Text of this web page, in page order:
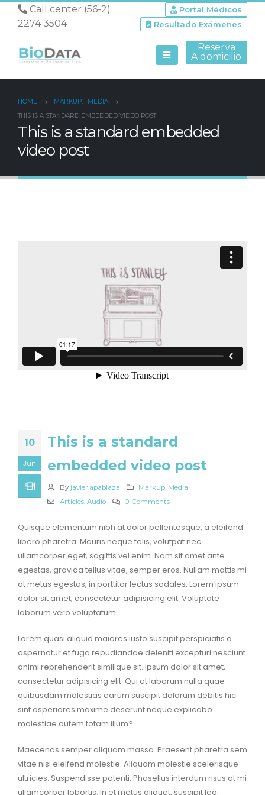
Call center (56-2)
2274 3504
Portal Médicos
Resultado Exámenes
Reserva
A domicilio
HOME MARKUP,
MEDIA
THIS IS A STANDARD EMBEDDED VIDEO POST
This is a standard embedded
video post
10
Jun
This is a standard
embedded video post
By javier.apablaza Markup, Media
Articles, Audio 0 Comments
Quisque elementum nibh at dolor pellentesque, a eleifend
libero pharetra. Mauris neque felis, volutpat nec
ullamcorper eget, sagittis vel enim. Nam sit amet ante
egestas, gravida tellus vitae, semper eros. Nullam mattis mi
at metus egestas, in porttitor lectus sodales. Lorem ipsum
dolor sit amet, consectetur adipisicing elit. Voluptate
laborum vero voluptatum.
Lorem quasi aliquid maiores iusto suscipit perspiciatis a
aspernatur et fuga repudiandae deleniti excepturi nesciunt
animi reprehenderit similique sit. ipsum dolor sit amet,
consectetur adipisicing elit. Qui at laborum nulla quae
quibusdam molestias earum suscipit dolorum debitis hic
sint asperiores maxime deserunt neque explicabo
molestiae autem totam illum?
Maecenas semper aliquam massa. Praesent pharetra sem
vitae nisi eleifend molestie. Aliquam molestie scelerisque
ultricies. Suspendisse potenti. Phasellus interdum risus at mi
ullamcorper lobortis. In et metus aliquet, suscipit leo.